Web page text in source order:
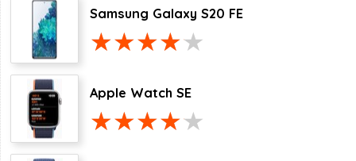
Samsung Galaxy S20 FE
Apple Watch SE